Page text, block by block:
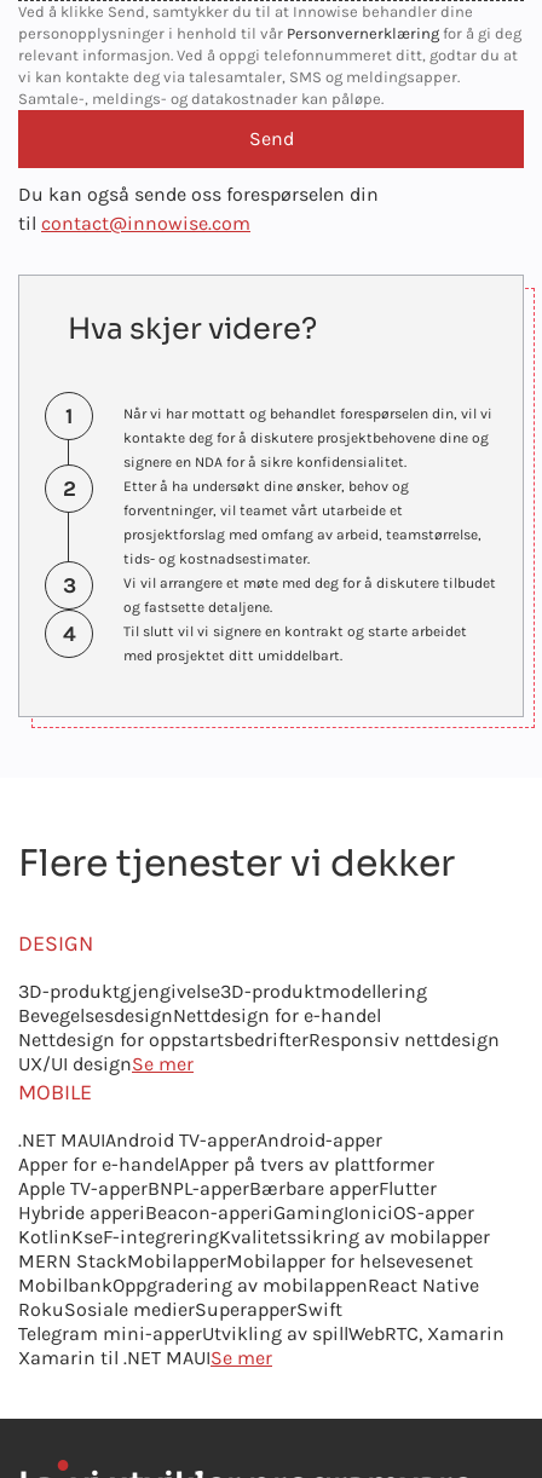
Ved å klikke Send, samtykker du til at Innowise behandler dine
personopplysninger i henhold til vår Personvernerklæring for å gi deg
relevant informasjon. Ved å oppgi telefonnummeret ditt, godtar du at
vi kan kontakte deg via talesamtaler, SMS og meldingsapper.
Samtale-, meldings- og datakostnader kan påløpe.
Du kan også sende oss forespørselen din
til contact@innowise.com
Hva skjer videre?
1
Når vi har mottatt og behandlet forespørselen din, vil vi
kontakte deg for å diskutere prosjektbehovene dine og
signere en NDA for å sikre konfidensialitet.
2
Etter å ha undersøkt dine ønsker, behov og
forventninger, vil teamet vårt utarbeide et
prosjektforslag med omfang av arbeid, teamstørrelse,
tids- og kostnadsestimater.
3
Vi vil arrangere et møte med deg for å diskutere tilbudet
og fastsette detaljene.
4
Til slutt vil vi signere en kontrakt og starte arbeidet
med prosjektet ditt umiddelbart.
Flere tjenester vi dekker
DESIGN
3D-produktgjengivelse3D-produktmodellering
BevegelsesdesignNettdesign for e-handel
Nettdesign for oppstartsbedrifterResponsiv nettdesign
UX/UI designSe mer
MOBILE
.NET MAUIAndroid TV-apperAndroid-apper
Apper for e-handelApper på tvers av plattformer
Apple TV-apperBNPL-apperBærbare apperFlutter
Hybride apperiBeacon-apperiGamingIoniciOS-apper
KotlinKseF-integreringKvalitetssikring av mobilapper
MERN StackMobilapperMobilapper for helsevesenet
MobilbankOppgradering av mobilappenReact Native
RokuSosiale medierSuperapperSwift
Telegram mini-apperUtvikling av spillWebRTC, Xamarin
Xamarin til .NET MAUISe mer
●